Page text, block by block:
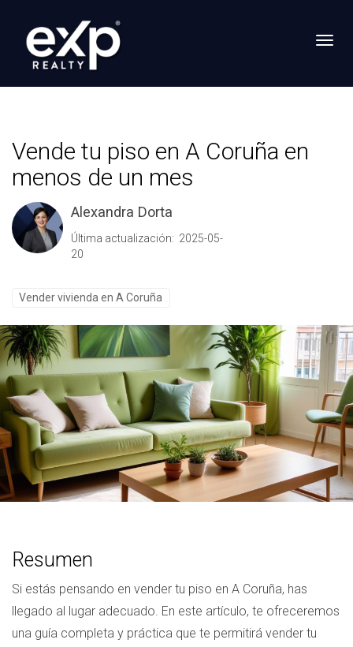
Vende tu piso en A Coruña en
menos de un mes
Alexandra Dorta
Última actualización: 2025-05-
20
Vender vivienda en A Coruña
Resumen
Si estás pensando en vender tu piso en A Coruña, has
llegado al lugar adecuado. En este artículo, te ofreceremos
una guía completa y práctica que te permitirá vender tu